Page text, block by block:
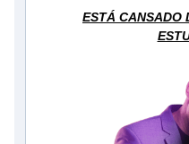
ESTÁ CANSADO